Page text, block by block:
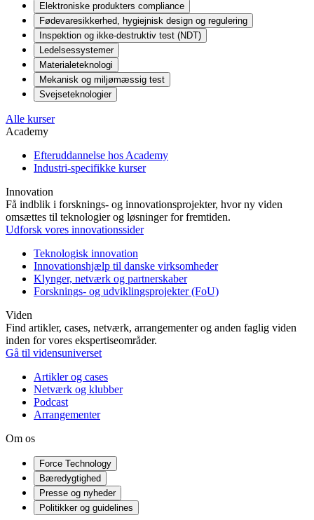
Elektroniske produkters compliance
Fødevaresikkerhed, hygiejnisk design og regulering
Inspektion og ikke-destruktiv test (NDT)
Ledelsessystemer
Materialeteknologi
Mekanisk og miljømæssig test
Svejseteknologier
Alle kurser
Academy
Efteruddannelse hos Academy
Industri-specifikke kurser
Innovation
Få indblik i forsknings- og innovationsprojekter, hvor ny viden
omsættes til teknologier og løsninger for fremtiden.
Udforsk vores innovationssider
Teknologisk innovation
Innovationshjælp til danske virksomheder
Klynger, netværk og partnerskaber
Forsknings- og udviklingsprojekter (FoU)
Viden
Find artikler, cases, netværk, arrangementer og anden faglig viden
inden for vores ekspertiseområder.
Gå til vidensuniverset
Artikler og cases
Netværk og klubber
Podcast
Arrangementer
Om os
Force Technology
Bæredygtighed
Presse og nyheder
Politikker og guidelines